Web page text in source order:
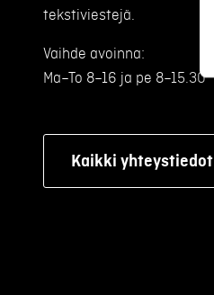
tekstiviestejä.
Vaihde avoinna:
Ma–To 8–16 ja pe 8–15.30
Kaikki yhteystiedot